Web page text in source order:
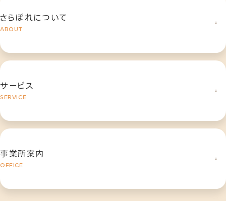
さらぽれについて
ABOUT
サービス
SERVICE
事業所案内
OFFICE